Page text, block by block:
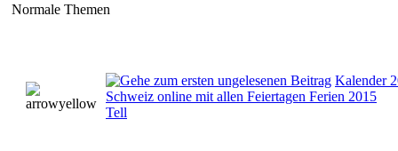
Normale Themen
Kalender
Schweiz online mit allen Feiertagen Ferien 2015
Tell